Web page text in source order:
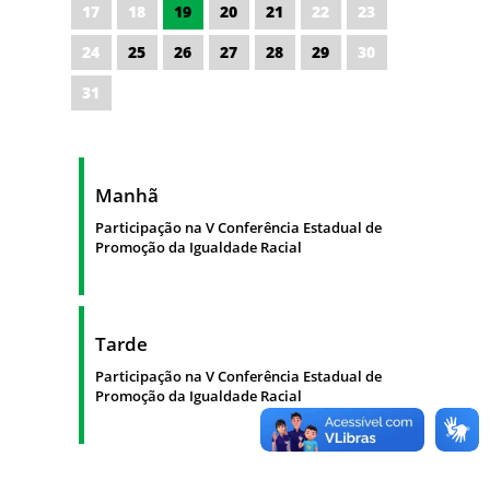
17
18 19 20 21 22
23
24
25 26 27 28 29
30
31
Manhã
Participação na V Conferência Estadual de
Promoção da Igualdade Racial
Tarde
Participação na V Conferência Estadual de
Promoção da Igualdade Racial